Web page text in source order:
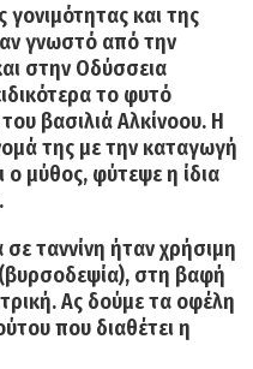
και της
γνωστό από την
στην Οδύσσεια
το φυτό
βασιλιά Αλκίνοου. Η
της με την καταγωγή
ο μύθος, φύτεψε η ίδια
ταννίνη ήτανχρήσιμη
στη βαφή
Ας δούμε τα οφέλη
που διαθέτει η